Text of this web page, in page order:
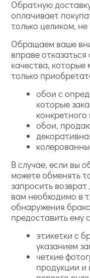
Обратную
оплачивает
только целиком,
Обращаем ваше
вправе
качества, которые
только
обои с
которые
конкретного
обои,
В случае, если вы
можете обменять
запросить
вам необходимо в
обнаружения
предоставить ему
этикетки с
указанием
четкие
продукции и